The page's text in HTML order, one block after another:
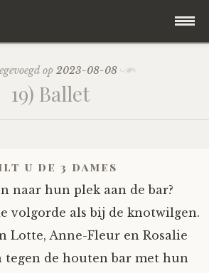
op 2023-08-08
19) Ballet
u de 3 dames
naar hun plek aan de bar?
volgorde als bij de knotwilgen.
Lotte, Anne-Fleur en Rosalie
de houten bar met hun